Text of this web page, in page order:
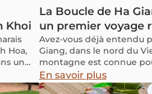
Khoi
Hoa,
un
La Boucle de Ha
un premier voyage
Avez-vous déjà entendu
Giang, dans le nord du
montagne est connue
ses rencontres
locales. C’est une
En savoir plus